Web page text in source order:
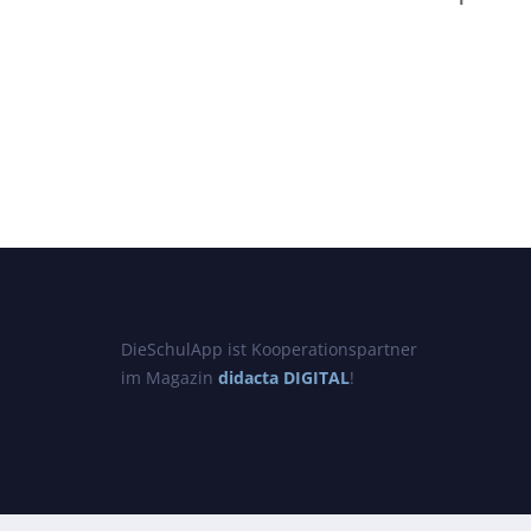
DieSchulApp ist Kooperationspartner
im Magazin didacta DIGITAL!